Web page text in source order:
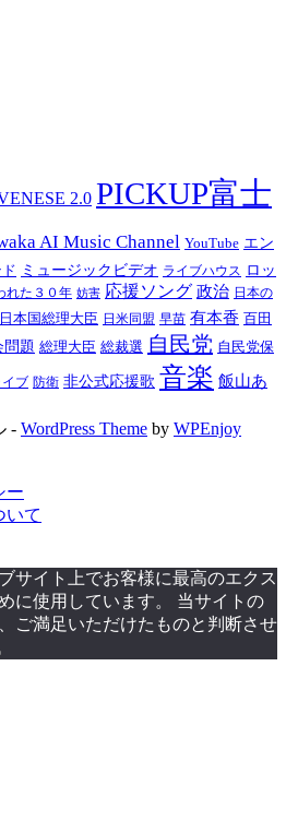
2.0 PICKUP富士
AI Music Channel YouTube エン
ミュージックビデオ ライブハウス ロッ
れた３０年 妨害 応援ソング 政治 日本の
日本国総理大臣 日米同盟 早苗 有本香 百田
問題 総理大臣 総裁選 自民党 自民党保
ブ 防衛 非公式応援歌 音楽 飯山あ
- WordPress Theme by WPEnjoy
ー
いて
サイト上でお客様に最高のエクス
に使用しています。 当サイトの
ご満足いただけたものと判断させ